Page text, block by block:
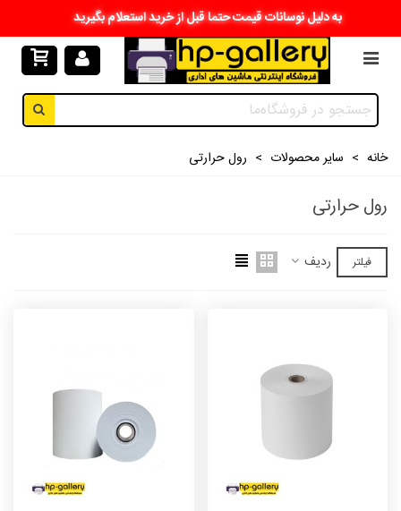
به دلیل نوسانات قیمت حتما قبل از خرید استعلام بگیرید
خانه > سایر محصولات > رول حرارتی
رول حرارتی
فیلتر ردیف